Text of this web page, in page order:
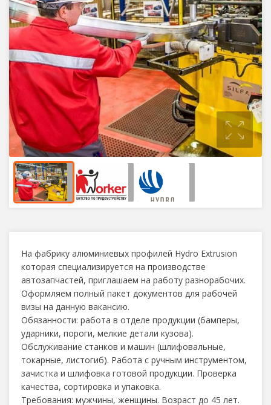
На фабрику алюминиевых профилей Hydro Extrusion
которая специализируется на производстве
автозапчастей, приглашаем на работу разнорабочих.
Оформляем полный пакет документов для рабочей
визы на данную вакансию.
Обязанности: работа в отделе продукции (бамперы,
ударники, пороги, мелкие детали кузова).
Обслуживание станков и машин (шлифовальные,
токарные, листогиб). Работа с ручным инструментом,
зачистка и шлифовка готовой продукции. Проверка
качества, сортировка и упаковка.
Требования: мужчины, женщины. Возраст до 45 лет.